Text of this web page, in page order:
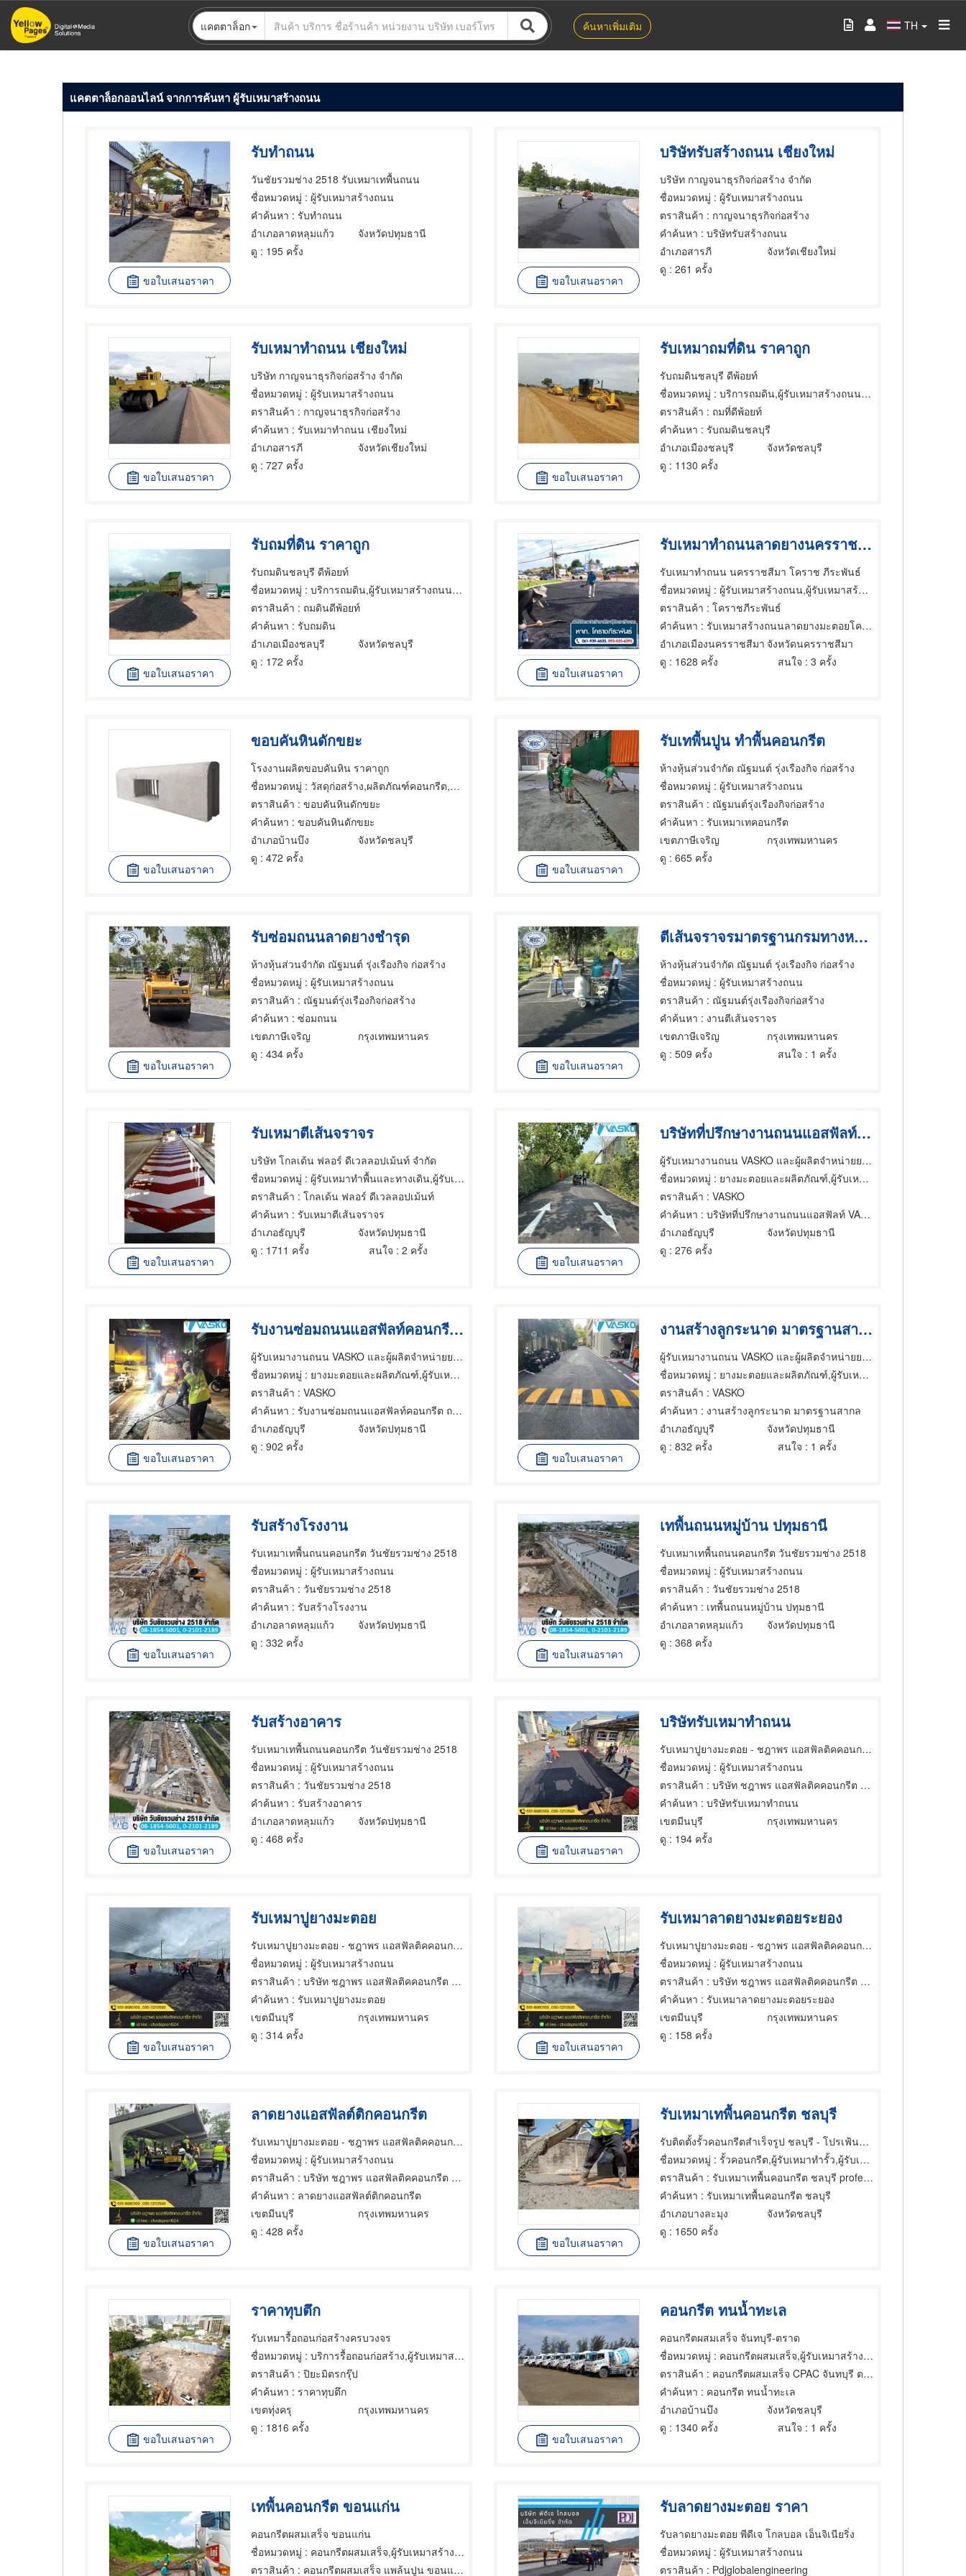
ข้าม
ไป
แคตตาล็อก ค้นหาเพิ่มเติม TH
แคตตาล็อกออนไลน์ จากการค้นหา ผู้รับเหมาสร้างถนน
ขอใบเสนอราคา
รับทำถนน
วันชัยรวมช่าง 2518 รับเหมาเทพื้นถนน
ชื่อหมวดหมู่ : ผู้รับเหมาสร้างถนน
คำค้นหา : รับทำถนน
อำเภอลาดหลุมแก้ว
จังหวัดปทุมธานี
ดู : 195 ครั้ง
ขอใบเสนอราคา
บริษัทรับสร้างถนน เชียงใหม่
บริษัท กาญจนาธุรกิจก่อสร้าง จำกัด
ชื่อหมวดหมู่ : ผู้รับเหมาสร้างถนน
ตราสินค้า : กาญจนาธุรกิจก่อสร้าง
คำค้นหา : บริษัทรับสร้างถนน
อำเภอสารภี
จังหวัดเชียงใหม่
ดู : 261 ครั้ง
ขอใบเสนอราคา
รับเหมาทำถนน เชียงใหม่
บริษัท กาญจนาธุรกิจก่อสร้าง จำกัด
ชื่อหมวดหมู่ : ผู้รับเหมาสร้างถนน
ตราสินค้า : กาญจนาธุรกิจก่อสร้าง
คำค้นหา : รับเหมาทำถนน เชียงใหม่
อำเภอสารภี
จังหวัดเชียงใหม่
ดู : 727 ครั้ง
ขอใบเสนอราคา
รับเหมาถมที่ดิน ราคาถูก
รับถมดินชลบุรี ดีพ้อยท์
ชื่อหมวดหมู่ : บริการถมดิน,ผู้รับเหมาสร้างถนน,ยางมะตอยและน้ำมันราดถนน
ตราสินค้า : ถมที่ดีพ้อยท์
คำค้นหา : รับถมดินชลบุรี
อำเภอเมืองชลบุรี
จังหวัดชลบุรี
ดู : 1130 ครั้ง
ขอใบเสนอราคา
รับถมที่ดิน ราคาถูก
รับถมดินชลบุรี ดีพ้อยท์
ชื่อหมวดหมู่ : บริการถมดิน,ผู้รับเหมาสร้างถนน,รับเหมาก่อสร้างทั่วไป
ตราสินค้า : ถมดินดีพ้อยท์
คำค้นหา : รับถมดิน
อำเภอเมืองชลบุรี
จังหวัดชลบุรี
ดู : 172 ครั้ง
ขอใบเสนอราคา
รับเหมาทำถนนลาดยางนครราชสีมา
รับเหมาทำถนน นครราชสีมา โคราช ภีระพันธ์
ชื่อหมวดหมู่ : ผู้รับเหมาสร้างถนน,ผู้รับเหมาสร้างถนน,ยางมะตอยและน้ำมันราดถนน
ตราสินค้า : โคราชภีระพันธ์
คำค้นหา : รับเหมาสร้างถนนลาดยางมะตอยโคราช
อำเภอเมืองนครราชสีมา จังหวัดนครราชสีมา
ดู : 1628 ครั้ง สนใจ : 3 ครั้ง
ขอใบเสนอราคา
ขอบคันหินดักขยะ
โรงงานผลิตขอบคันหิน ราคาถูก
ชื่อหมวดหมู่ : วัสดุก่อสร้าง,ผลิตภัณฑ์คอนกรีต,ผู้รับเหมาสร้างถนน
ตราสินค้า : ขอบคันหินดักขยะ
คำค้นหา : ขอบคันหินดักขยะ
อำเภอบ้านบึง
จังหวัดชลบุรี
ดู : 472 ครั้ง
ขอใบเสนอราคา
รับเทพื้นปูน ทำพื้นคอนกรีต
ห้างหุ้นส่วนจำกัด ณัฐมนต์ รุ่งเรืองกิจ ก่อสร้าง
ชื่อหมวดหมู่ : ผู้รับเหมาสร้างถนน
ตราสินค้า : ณัฐมนต์รุ่งเรืองกิจก่อสร้าง
คำค้นหา : รับเหมาเทคอนกรีต
เขตภาษีเจริญ
กรุงเทพมหานคร
ดู : 665 ครั้ง
ขอใบเสนอราคา
รับซ่อมถนนลาดยางชำรุด
ห้างหุ้นส่วนจำกัด ณัฐมนต์ รุ่งเรืองกิจ ก่อสร้าง
ชื่อหมวดหมู่ : ผู้รับเหมาสร้างถนน
ตราสินค้า : ณัฐมนต์รุ่งเรืองกิจก่อสร้าง
คำค้นหา : ซ่อมถนน
เขตภาษีเจริญ
กรุงเทพมหานคร
ดู : 434 ครั้ง
ขอใบเสนอราคา
ตีเส้นจราจรมาตรฐานกรมทางหลวง
ห้างหุ้นส่วนจำกัด ณัฐมนต์ รุ่งเรืองกิจ ก่อสร้าง
ชื่อหมวดหมู่ : ผู้รับเหมาสร้างถนน
ตราสินค้า : ณัฐมนต์รุ่งเรืองกิจก่อสร้าง
คำค้นหา : งานตีเส้นจราจร
เขตภาษีเจริญ
กรุงเทพมหานคร
ดู : 509 ครั้ง สนใจ : 1 ครั้ง
ขอใบเสนอราคา
รับเหมาตีเส้นจราจร
บริษัท โกลเด้น ฟลอร์ ดีเวลลอปเม้นท์ จำกัด
ชื่อหมวดหมู่ : ผู้รับเหมาทำพื้นและทางเดิน,ผู้รับเหมาสร้างถนน,ปูและแต่งพื้นใหม่
ตราสินค้า : โกลเด้น ฟลอร์ ดีเวลลอปเม้นท์
คำค้นหา : รับเหมาตีเส้นจราจร
อำเภอธัญบุรี
จังหวัดปทุมธานี
ดู : 1711 ครั้ง สนใจ : 2 ครั้ง
ขอใบเสนอราคา
บริษัทที่ปรึกษางานถนนแอสฟัลท์ VASKO
ผู้รับเหมางานถนน VASKO และผู้ผลิตจำหน่ายยางมะตอย
ชื่อหมวดหมู่ : ยางมะตอยและผลิตภัณฑ์,ผู้รับเหมาสร้างถนน,ยางมะตอยและผลิตภัณฑ์
ตราสินค้า : VASKO
คำค้นหา : บริษัทที่ปรึกษางานถนนแอสฟัลท์ VASKO
อำเภอธัญบุรี
จังหวัดปทุมธานี
ดู : 276 ครั้ง
ขอใบเสนอราคา
รับงานซ่อมถนนแอสฟัลท์คอนกรีต ถนนทรุด
ผู้รับเหมางานถนน VASKO และผู้ผลิตจำหน่ายยางมะตอย
ชื่อหมวดหมู่ : ยางมะตอยและผลิตภัณฑ์,ผู้รับเหมาสร้างถนน,ยางมะตอยและผลิตภัณฑ์
ตราสินค้า : VASKO
คำค้นหา : รับงานซ่อมถนนแอสฟัลท์คอนกรีต ถนนทรุด
อำเภอธัญบุรี
จังหวัดปทุมธานี
ดู : 902 ครั้ง
ขอใบเสนอราคา
งานสร้างลูกระนาด มาตรฐานสากล
ผู้รับเหมางานถนน VASKO และผู้ผลิตจำหน่ายยางมะตอย
ชื่อหมวดหมู่ : ยางมะตอยและผลิตภัณฑ์,ผู้รับเหมาสร้างถนน,ยางมะตอยและผลิตภัณฑ์
ตราสินค้า : VASKO
คำค้นหา : งานสร้างลูกระนาด มาตรฐานสากล
อำเภอธัญบุรี
จังหวัดปทุมธานี
ดู : 832 ครั้ง สนใจ : 1 ครั้ง
ขอใบเสนอราคา
รับสร้างโรงงาน
รับเหมาเทพื้นถนนคอนกรีต วันชัยรวมช่าง 2518
ชื่อหมวดหมู่ : ผู้รับเหมาสร้างถนน
ตราสินค้า : วันชัยรวมช่าง 2518
คำค้นหา : รับสร้างโรงงาน
อำเภอลาดหลุมแก้ว
จังหวัดปทุมธานี
ดู : 332 ครั้ง
ขอใบเสนอราคา
เทพื้นถนนหมู่บ้าน ปทุมธานี
รับเหมาเทพื้นถนนคอนกรีต วันชัยรวมช่าง 2518
ชื่อหมวดหมู่ : ผู้รับเหมาสร้างถนน
ตราสินค้า : วันชัยรวมช่าง 2518
คำค้นหา : เทพื้นถนนหมู่บ้าน ปทุมธานี
อำเภอลาดหลุมแก้ว
จังหวัดปทุมธานี
ดู : 368 ครั้ง
ขอใบเสนอราคา
รับสร้างอาคาร
รับเหมาเทพื้นถนนคอนกรีต วันชัยรวมช่าง 2518
ชื่อหมวดหมู่ : ผู้รับเหมาสร้างถนน
ตราสินค้า : วันชัยรวมช่าง 2518
คำค้นหา : รับสร้างอาคาร
อำเภอลาดหลุมแก้ว
จังหวัดปทุมธานี
ดู : 468 ครั้ง
ขอใบเสนอราคา
บริษัทรับเหมาทำถนน
รับเหมาปูยางมะตอย - ชฎาพร แอสฟัลติคคอนกรีต
ชื่อหมวดหมู่ : ผู้รับเหมาสร้างถนน
ตราสินค้า : บริษัท ชฎาพร แอสฟัลติคคอนกรีต จำกัด
คำค้นหา : บริษัทรับเหมาทำถนน
เขตมีนบุรี
กรุงเทพมหานคร
ดู : 194 ครั้ง
ขอใบเสนอราคา
รับเหมาปูยางมะตอย
รับเหมาปูยางมะตอย - ชฎาพร แอสฟัลติคคอนกรีต
ชื่อหมวดหมู่ : ผู้รับเหมาสร้างถนน
ตราสินค้า : บริษัท ชฎาพร แอสฟัลติคคอนกรีต จำกัด
คำค้นหา : รับเหมาปูยางมะตอย
เขตมีนบุรี
กรุงเทพมหานคร
ดู : 314 ครั้ง
ขอใบเสนอราคา
รับเหมาลาดยางมะตอยระยอง
รับเหมาปูยางมะตอย - ชฎาพร แอสฟัลติคคอนกรีต
ชื่อหมวดหมู่ : ผู้รับเหมาสร้างถนน
ตราสินค้า : บริษัท ชฎาพร แอสฟัลติคคอนกรีต จำกัด
คำค้นหา : รับเหมาลาดยางมะตอยระยอง
เขตมีนบุรี
กรุงเทพมหานคร
ดู : 158 ครั้ง
ขอใบเสนอราคา
ลาดยางแอสฟัลต์ติกคอนกรีต
รับเหมาปูยางมะตอย - ชฎาพร แอสฟัลติคคอนกรีต
ชื่อหมวดหมู่ : ผู้รับเหมาสร้างถนน
ตราสินค้า : บริษัท ชฎาพร แอสฟัลติคคอนกรีต จำกัด
คำค้นหา : ลาดยางแอสฟัลต์ติกคอนกรีต
เขตมีนบุรี
กรุงเทพมหานคร
ดู : 428 ครั้ง
ขอใบเสนอราคา
รับเหมาเทพื้นคอนกรีต ชลบุรี
รับติดตั้งรั้วคอนกรีตสำเร็จรูป ชลบุรี - โปรเฟ้นซ์คอนกรีต
ชื่อหมวดหมู่ : รั้วคอนกรีต,ผู้รับเหมาทำรั้ว,ผู้รับเหมาสร้างถนน
ตราสินค้า : รับเหมาเทพื้นคอนกรีต ชลบุรี profenceconcrete
คำค้นหา : รับเหมาเทพื้นคอนกรีต ชลบุรี
อำเภอบางละมุง
จังหวัดชลบุรี
ดู : 1650 ครั้ง
ขอใบเสนอราคา
ราคาทุบตึก
รับเหมารื้อถอนก่อสร้างครบวงจร
ชื่อหมวดหมู่ : บริการรื้อถอนก่อสร้าง,ผู้รับเหมาสร้างถนน,ยางมะตอยและน้ำมันราดถนน
ตราสินค้า : ปิยะมิตรกรุ๊ป
คำค้นหา : ราคาทุบตึก
เขตทุ่งครุ
กรุงเทพมหานคร
ดู : 1816 ครั้ง
ขอใบเสนอราคา
คอนกรีต ทนน้ำทะเล
คอนกรีตผสมเสร็จ จันทบุรี-ตราด
ชื่อหมวดหมู่ : คอนกรีตผสมเสร็จ,ผู้รับเหมาสร้างถนน,ผลิตภัณฑ์คอนกรีต
ตราสินค้า : คอนกรีตผสมเสร็จ CPAC จันทบุรี ตราด
คำค้นหา : คอนกรีต ทนน้ำทะเล
อำเภอบ้านบึง
จังหวัดชลบุรี
ดู : 1340 ครั้ง สนใจ : 1 ครั้ง
เทพื้นคอนกรีต ขอนแก่น
คอนกรีตผสมเสร็จ ขอนแก่น
ชื่อหมวดหมู่ : คอนกรีตผสมเสร็จ,ผู้รับเหมาสร้างถนน,ผู้รับเหมาทำพื้นและทางเดิน
ตราสินค้า : คอนกรีตผสมเสร็จ แพล้นปูน ขอนแก่น
รับลาดยางมะตอย ราคา
รับลาดยางมะตอย พีดีเจ โกลบอล เอ็นจิเนียริ่ง
ชื่อหมวดหมู่ : ผู้รับเหมาสร้างถนน
ตราสินค้า : Pdjglobalengineering